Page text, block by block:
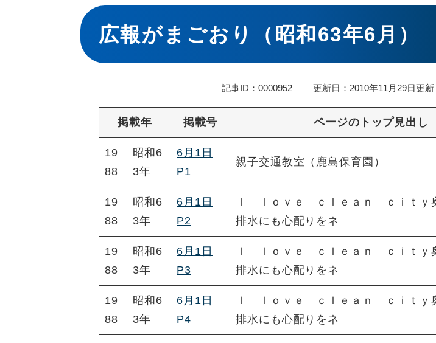
本
文
広報がまごおり（昭和63年6月）
記事ID：0000952 更新日：2010年11月29日更新
掲載年 掲載号 ページのトップ見出し
19
88
昭和6
3年
6月1日
P1
親子交通教室（鹿島保育園）
19
88
昭和6
3年
6月1日
P2
Ｉ ｌｏｖｅ ｃｌｅａｎ ｃｉｔｙ
排水にも心配りをネ
19
88
昭和6
3年
6月1日
P3
Ｉ ｌｏｖｅ ｃｌｅａｎ ｃｉｔｙ
排水にも心配りをネ
19
88
昭和6
3年
6月1日
P4
Ｉ ｌｏｖｅ ｃｌｅａｎ ｃｉｔｙ
排水にも心配りをネ